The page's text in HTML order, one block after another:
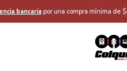
bancariapor una compra mínima de
Micrófono Profesional Micrófono